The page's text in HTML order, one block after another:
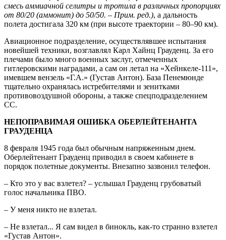
смесь аммиачной селитры и тротила в различных пропорциях
от 80/20 (аммонит) до 50/50. – Прим. ред.), а дальность
полета достигала 320 км (при высоте траектории – 80–90 км).
Авиационное подразделение, осуществлявшее испытания
новейшей техники, возглавлял Карл Хайнц Грауденц. За его
плечами было много военных заслуг, отмеченных
гитлеровскими наградами, а сам он летал на «Хейнкеле-111»,
имевшем вензель «Г.А.» (Густав Антон). База Пенемюнде
тщательно охранялась истребителями и зенитками
противовоздушной обороны, а также спецподразделением
СС.
НЕПОПРАВИМАЯ ОШИБКА ОБЕРЛЕЙТЕНАНТА
ГРАУДЕНЦА
8 февраля 1945 года был обычным напряженным днем.
Оберлейтенант Грауденц приводил в своем кабинете в
порядок полетные документы. Внезапно зазвонил телефон.
– Кто это у вас взлетел? – услышал Грауденц грубоватый
голос начальника ПВО.
– У меня никто не взлетал.
– Не взлетал... Я сам видел в бинокль, как-то странно взлетел
«Густав Антон».